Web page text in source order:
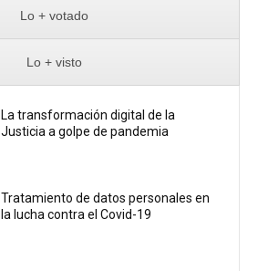
Lo + votado
Lo + visto
La transformación digital de la
Justicia a golpe de pandemia
Tratamiento de datos personales en
la lucha contra el Covid-19